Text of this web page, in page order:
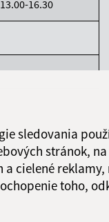
sledovania
stránok,
cielené
toho,
16.30